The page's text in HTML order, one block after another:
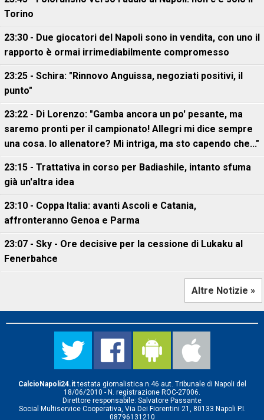
Torino
23:30 - Due giocatori del Napoli sono in vendita, con uno il
rapporto è ormai irrimediabilmente compromesso
23:25 - Schira: "Rinnovo Anguissa, negoziati positivi, il
punto"
23:22 - Di Lorenzo: "Gamba ancora un po' pesante, ma
saremo pronti per il campionato! Allegri mi dice sempre
una cosa. Io allenatore? Mi intriga, ma sto capendo che..."
23:15 - Trattativa in corso per Badiashile, intanto sfuma
già un'altra idea
23:10 - Coppa Italia: avanti Ascoli e Catania,
affronteranno Genoa e Parma
23:07 - Sky - Ore decisive per la cessione di Lukaku al
Fenerbahce
Altre Notizie »
CalcioNapoli24.ittestata giornalistica n.46 aut. Tribunale di Napoli del
18/06/2010 - N. registrazione ROC-27006.
Direttore responsabile: Salvatore Passante
Social Multiservice Cooperativa, Via Dei Fiorentini 21, 80133 Napoli P.I.
08796131210